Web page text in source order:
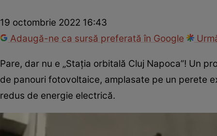
19 octombrie 2022 16:43
Adaugă-ne ca sursă preferată în Google
Pare, dar nu e „Stația orbitală Cluj Napoca”! Un
de panouri fotovoltaice, amplasate pe un perete
redus de energie electrică.